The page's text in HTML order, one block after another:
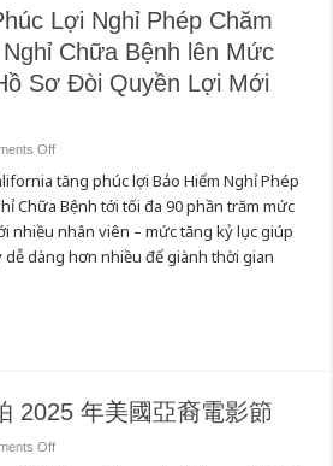
Lợi Nghỉ Phép Chăm
Chữa Bệnh lên Mức
Sơ Đòi Quyền Lợi Mới
Offon
Tăng
Phúc
Lợi
Nghỉ
Phép
Chăm
Sóc
Lục
cho
tăng phúc lợi Bảo Hiểm Nghỉ Phép
Chữa Bệnh tới tối đa 90 phần trăm mức
nhiều nhân viên – mức tăng kỷ lục giúp
dàng hơn nhiều để giành thời gian
2025 年美國亞裔電影節
Offon